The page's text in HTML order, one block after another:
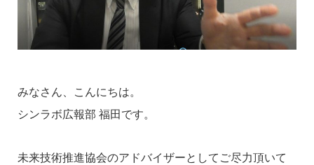
みなさん、こんにちは。
シンラボ広報部 福田です。
未来技術推進協会のアドバイザーとしてご尽力頂いて